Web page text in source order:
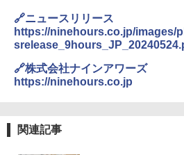
🔗ニュースリリース
https://ninehours.co.jp/images/
🔗株式会社ナインアワーズ
https://ninehours.co.jp
関連記事